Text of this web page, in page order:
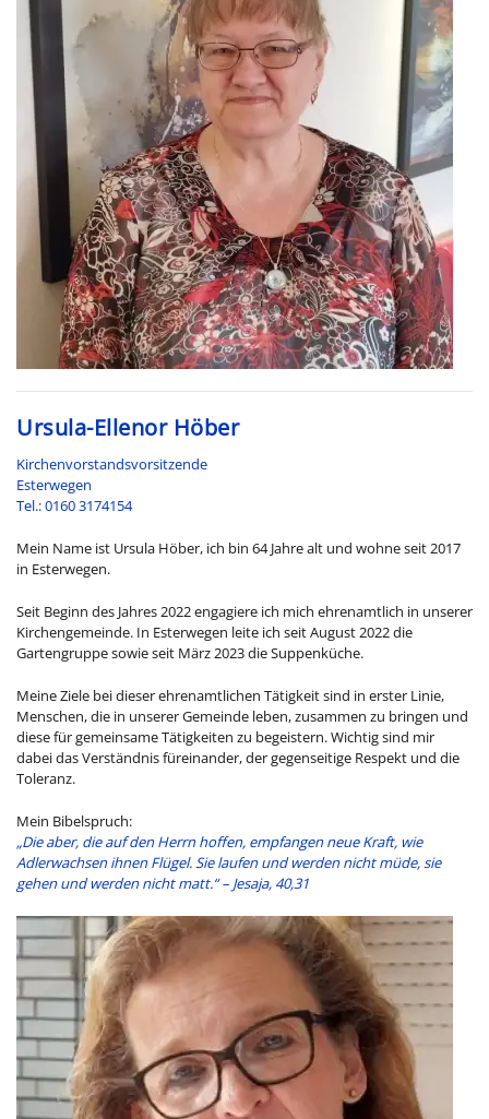
Ursula-Ellenor Höber
Kirchenvorstandsvorsitzende
Esterwegen
Tel.: 0160 3174154
Mein Name ist Ursula Höber, ich bin 64 Jahre alt und wohne seit 2017
in Esterwegen.
Seit Beginn des Jahres 2022 engagiere ich mich ehrenamtlich in unserer
Kirchengemeinde. In Esterwegen leite ich seit August 2022 die
Gartengruppe sowie seit März 2023 die Suppenküche.
Meine Ziele bei dieser ehrenamtlichen Tätigkeit sind in erster Linie,
Menschen, die in unserer Gemeinde leben, zusammen zu bringen und
diese für gemeinsame Tätigkeiten zu begeistern. Wichtig sind mir
dabei das Verständnis füreinander, der gegenseitige Respekt und die
Toleranz.
Mein Bibelspruch:
„Die aber, die auf den Herrn hoffen, empfangen neue Kraft, wie
Adlerwachsen ihnen Flügel. Sie laufen und werden nicht müde, sie
gehen und werden nicht matt.“ – Jesaja, 40,31